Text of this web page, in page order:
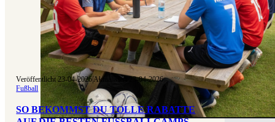
Veröffentlicht 23-04-2026|Aktualisiert 23-04-2026
Fußball
SO BEKOMMST DU TOLLE RABATTE